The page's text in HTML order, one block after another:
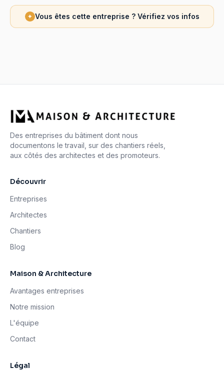
✦ Vous êtes cette entreprise ? Vérifiez vos infos
Des entreprises du bâtiment dont nous
documentons le travail, sur des chantiers réels,
aux côtés des architectes et des promoteurs.
Découvrir
Entreprises
Architectes
Chantiers
Blog
Maison & Architecture
Avantages entreprises
Notre mission
L'équipe
Contact
Légal